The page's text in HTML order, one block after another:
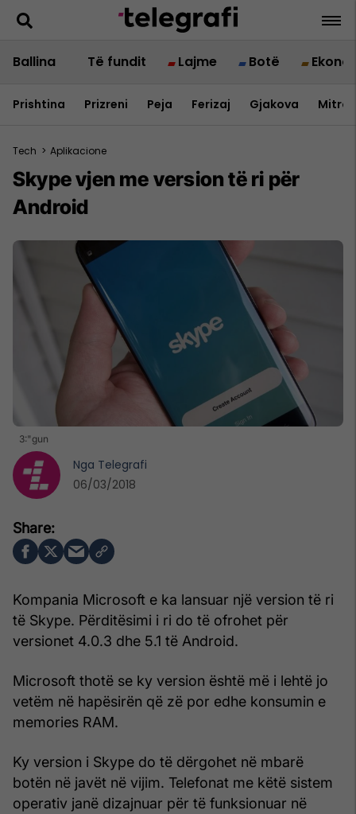
Ballina Të fundit Lajme Botë
Prishtina Prizreni Peja Ferizaj Gjakova
Tech > Aplikacione
Skype vjen me version të ri për
Android
3:"gun
Kompania Microsoft e ka lansuar një version të ri
të Skype. Përditësimi i ri do të ofrohet për
versionet 4.0.3 dhe 5.1 të Android.
Microsoft thotë se ky version është më i lehtë jo
vetëm në hapësirën që zë por edhe konsumin e
memories RAM.
Ky version i Skype do të dërgohet në mbarë
botën në javët në vijim. Telefonat me këtë sistem
operativ janë dizajnuar për të funksionuar në
Nga Telegrafi
06/03/2018